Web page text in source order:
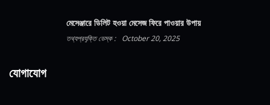
মেসেঞ্জারে ডিলিট হওয়া মেসেজ ফিরে পাওয়ার উপায়
তথ্যপ্রযুক্তি ডেস্ক : October 20, 2025
যোগাযোগ